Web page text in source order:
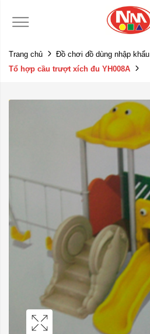
Trang chủ
Đồ chơi đồ dùng nhập khẩu
Tổ hợp cầu trượt xích đu YH008A